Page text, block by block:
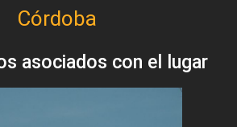
Córdoba
asociados con el lugar